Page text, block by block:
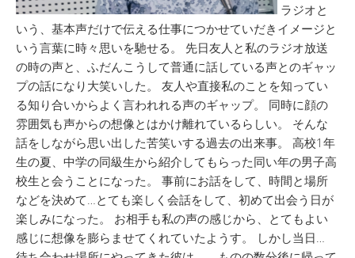
ラジオと
いう、基本声だけで伝える仕事につかせていだきイメージと
いう言葉に時々思いを馳せる。 先日友人と私のラジオ放送
の時の声と、ふだんこうして普通に話している声とのギャッ
プの話になり大笑いした。 友人や直接私のことを知ってい
る知り合いからよく言われれる声のギャップ。 同時に顔の
雰囲気も声からの想像とはかけ離れているらしい。 そんな
話をしながら思い出した苦笑いする過去の出来事。 高校1年
生の夏、中学の同級生から紹介してもらった同い年の男子高
校生と会うことになった。 事前にお話をして、時間と場所
などを決めて…とても楽しく会話をして、初めて出会う日が
楽しみになった。 お相手も私の声の感じから、とてもよい
感じに想像を膨らませてくれていたようす。 しかし当日…